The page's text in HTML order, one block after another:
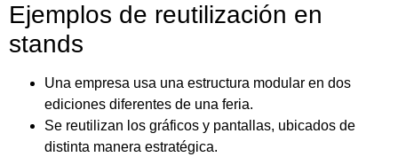
Ejemplos de reutilización en
stands
Una empresa usa una estructura modular en dos
ediciones diferentes de una feria.
Se reutilizan los gráficos y pantallas, ubicados de
distinta manera estratégica.